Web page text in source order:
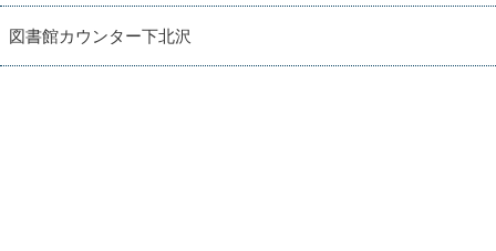
図書館カウンター下北沢